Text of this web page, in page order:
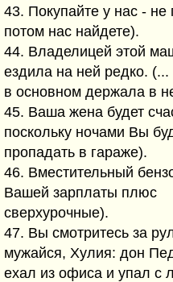
43. Покупайте у нас -
потом нас найдете).
44. Владелицей этой
ездила на ней редко. (...
в основном держала в
45. Ваша жена будет
поскольку ночами Вы
пропадать в гараже).
46. Вместительный
Вашей зарплаты плюс
сверхурочные).
47. Вы смотритесь за
мужайся, Хулия: дон
ехал из офиса и упал с